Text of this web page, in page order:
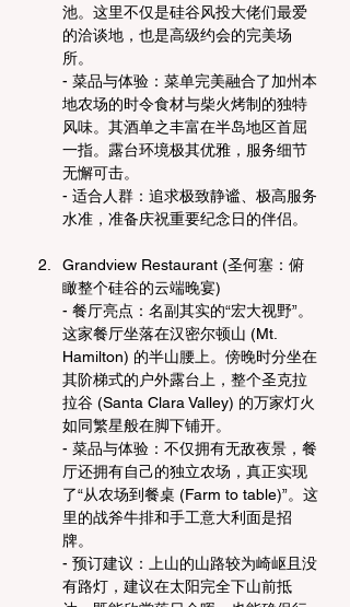
池。这里不仅是硅谷风投大佬们最爱
的洽谈地，也是高级约会的完美场
所。
- 菜品与体验：菜单完美融合了加州本
地农场的时令食材与柴火烤制的独特
风味。其酒单之丰富在半岛地区首屈
一指。露台环境极其优雅，服务细节
无懈可击。
- 适合人群：追求极致静谧、极高服务
水准，准备庆祝重要纪念日的伴侣。
Grandview Restaurant (圣何塞：俯
瞰整个硅谷的云端晚宴)
- 餐厅亮点：名副其实的“宏大视野”。
这家餐厅坐落在汉密尔顿山 (Mt.
Hamilton) 的半山腰上。傍晚时分坐在
其阶梯式的户外露台上，整个圣克拉
拉谷 (Santa Clara Valley) 的万家灯火
如同繁星般在脚下铺开。
- 菜品与体验：不仅拥有无敌夜景，餐
厅还拥有自己的独立农场，真正实现
了“从农场到餐桌 (Farm to table)”。这
里的战斧牛排和手工意大利面是招
牌。
- 预订建议：上山的山路较为崎岖且没
有路灯，建议在太阳完全下山前抵